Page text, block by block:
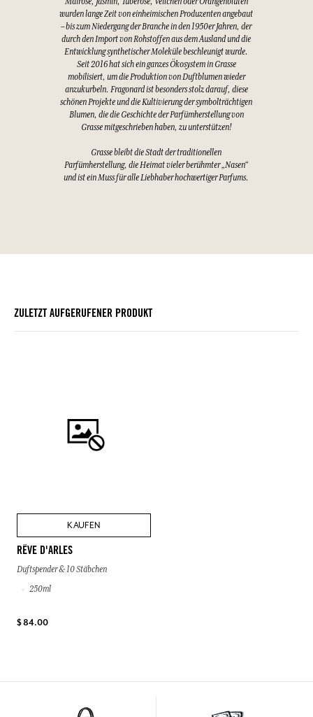
wurden lange Zeit von einheimischen Produzenten angebaut
– bis zum Niedergang der Branche in den 1950er Jahren, der
durch den Import von Rohstoffen aus dem Ausland und die
Entwicklung synthetischer Moleküle beschleunigt wurde.
Seit 2016 hat sich ein ganzes Ökosystem in Grasse
mobilisiert, um die Produktion von Duftblumen wieder
anzukurbeln. Fragonard ist besonders stolz darauf, diese
schönen Projekte und die Kultivierung der symbolträchtigen
Blumen, die die Geschichte der Parfümherstellung von
Grasse mitgeschrieben haben, zu unterstützen!
Grasse bleibt die Stadt der traditionellen
Parfümherstellung, die Heimat vieler berühmter „Nasen“
und ist ein Muss für alle Liebhaber hochwertiger Parfums.
ZULETZT AUFGERUFENER PRODUKT
KAUFEN
RÊVE D'ARLES
Duftspender & 10 Stäbchen
250ml
$ 84.00